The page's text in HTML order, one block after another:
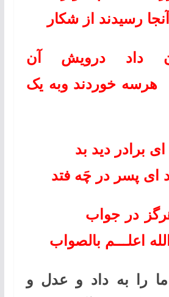
رسیدند از شکار
داد درویش آن
هرسه خوردند وبه یک
برادر دید بد
ای پسر در چَه فتد
در جواب
اعلـــم بالصواب
ما را به داد و عدل و